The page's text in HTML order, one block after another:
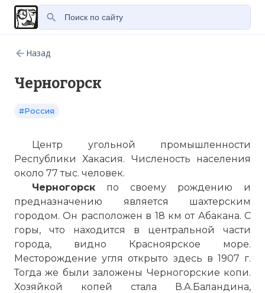
Назад
Черногорск
#Россия
Центр угольной промышленности
Республики Хакасия. Численость населения
около 77 тыс. человек.
Черногорск
по своему рождению и
предназначению является шахтерским
городом. Он расположен в 18 км от Абакана. С
горы, что находится в центральной части
города, видно Красноярское море.
Месторождение угля открыто здесь в 1907 г.
Тогда же были заложены Черногорские копи.
Хозяйкой копей стала В.А.Баландина,